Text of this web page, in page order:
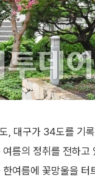
, 대구가 34도를 기
름의 정취를 전하
여름에 꽃망울을